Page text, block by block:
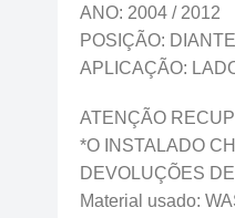
ANO: 2004 / 2012
POSIÇÃO:
APLICAÇÃO:
ATENÇÃO
*O INSTALADO
DEVOLUÇÕES
Material usado: